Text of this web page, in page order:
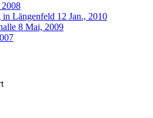
2008
in Längenfeld 12 Jan., 2010
8 Mai, 2009